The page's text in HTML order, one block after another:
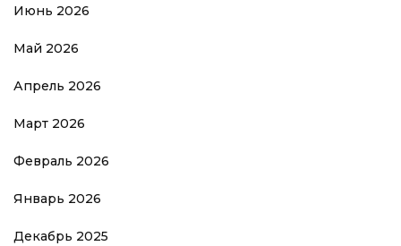
Июнь 2026
Май 2026
Апрель 2026
Март 2026
Февраль 2026
Январь 2026
Декабрь 2025